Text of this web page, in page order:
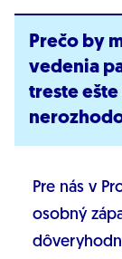
Prečo by
vedenia
treste
Pre nás v
osobný